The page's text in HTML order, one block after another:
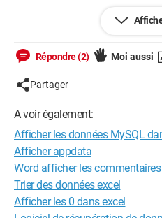
Et voici mon code compiler :
Private sub button1_click
  Mysqlcommand("SELECT * FROM Artiste", con)
  Using lire as Mysqldatareader=
cmd.ExecuteReader()
  While lire.read()
    Dim Id as string = lire("Id_art")
Répondre (2) Moi aussi
Partager
A voir également:
Afficher les données MySQL
Afficher appdata
Word afficher les
Trier des données excel
Afficher les 0 dans excel